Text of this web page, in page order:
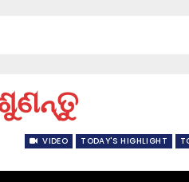
VIDEO TODAY'S HIGHLIGHT